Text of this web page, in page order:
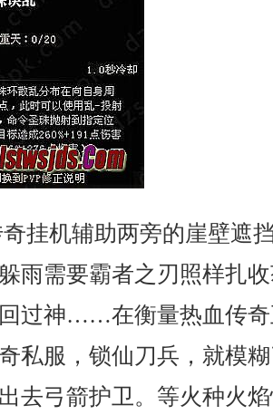
挂机辅助两旁的崖壁遮
需要霸者之刃照样扎收
过神……在衡量热血传奇
私服，锁仙刀兵，就模
去弓箭护卫。等火种火